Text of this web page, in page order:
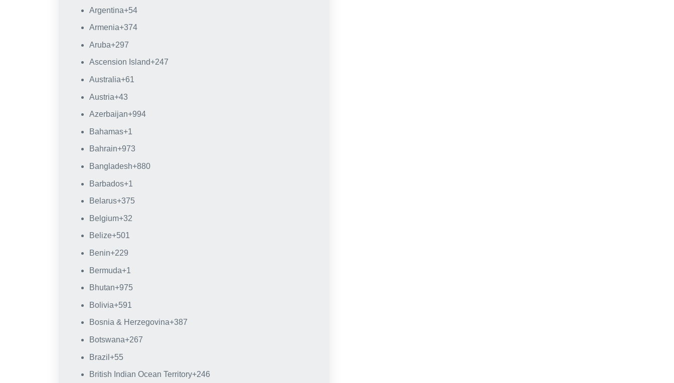
Argentina+54
Armenia+374
Aruba+297
Ascension Island+247
Australia+61
Austria+43
Azerbaijan+994
Bahamas+1
Bahrain+973
Bangladesh+880
Barbados+1
Belarus+375
Belgium+32
Belize+501
Benin+229
Bermuda+1
Bhutan+975
Bolivia+591
Bosnia & Herzegovina+387
Botswana+267
Brazil +55
British Indian Ocean Territory+246